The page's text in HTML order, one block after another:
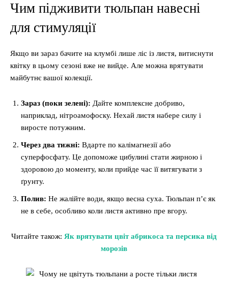
Чим підживити тюльпан навесні
для стимуляції
Якщо ви зараз бачите на клумбі лише ліс із листя, витиснути
квітку в цьому сезоні вже не вийде. Але можна врятувати
майбутнє вашої колекції.
Зараз (поки зелені): Дайте комплексне добриво,
наприклад, нітроамофоску. Нехай листя набере силу і
виросте потужним.
Через два тижні: Вдарте по калімагнезії або
суперфосфату. Це допоможе цибулині стати жирною і
здоровою до моменту, коли прийде час її витягувати з
ґрунту.
Полив: Не жалійте води, якщо весна суха. Тюльпан п’є як
не в себе, особливо коли листя активно пре вгору.
Читайте також: Як врятувати цвіт абрикоса та персика від
морозів